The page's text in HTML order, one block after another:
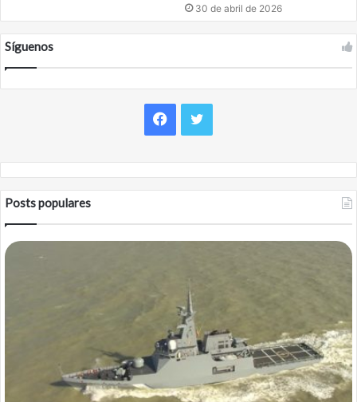
30 de abril de 2026
Síguenos
Facebook
Twitter
Posts populares